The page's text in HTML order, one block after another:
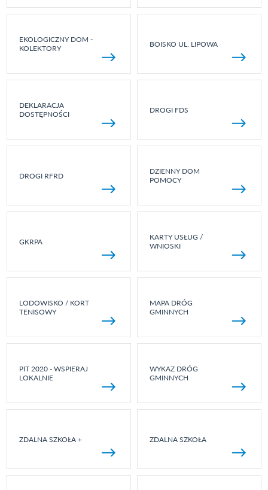
EKOLOGICZNY DOM -
KOLEKTORY
BOISKO UL. LIPOWA
DEKLARACJA
DOSTĘPNOŚCI
DROGI FDS
DROGI RFRD
DZIENNY DOM
POMOCY
GKRPA
KARTY USŁUG /
WNIOSKI
LODOWISKO / KORT
TENISOWY
MAPA DRÓG
GMINNYCH
PIT 2020 - WSPIERAJ
LOKALNIE
WYKAZ DRÓG
GMINNYCH
ZDALNA SZKOŁA + ZDALNA SZKOŁA